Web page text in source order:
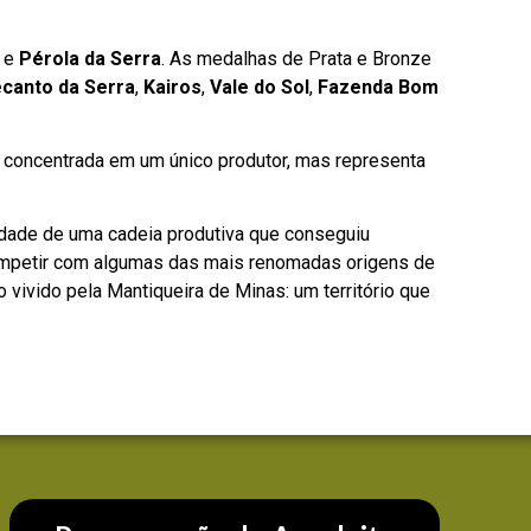
e Pérola da Serra. As medalhas de Prata e Bronze
da Serra, Kairos, Vale do Sol, Fazenda Bom
em um único produtor, mas representa
de uma cadeia produtiva que conseguiu
com algumas das mais renomadas origens de
vivido pela Mantiqueira de Minas: um território que